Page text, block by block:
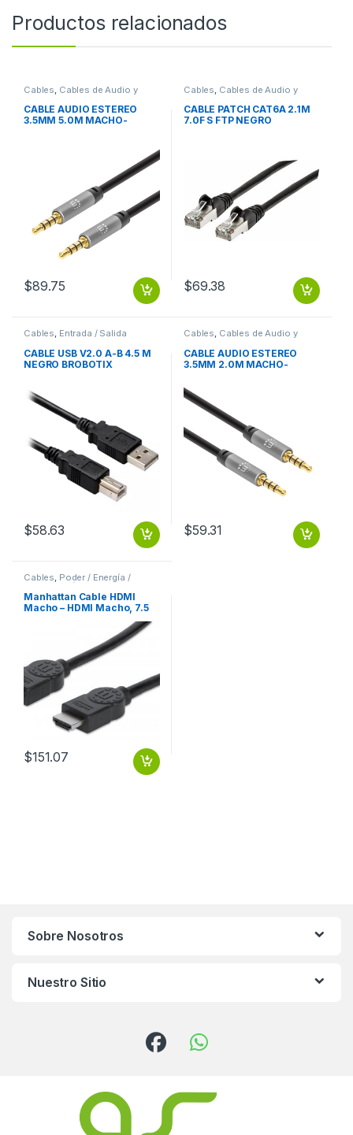
Productos relacionados
Cables Cables de Audio y
CABLE AUDIO ESTEREO
3.5MM 5.0M MACHO-
$89.75
Cables Cables de Audio y
CABLE PATCH CAT6A 2.1M
7.0F S FTP NEGRO
$69.38
Cables, Entrada / Salida
CABLE USB V2.0 A-B 4.5 M
NEGRO BROBOTIX
$58.63
Cables, Cables de Audio y
CABLE AUDIO ESTEREO
3.5MM 2.0M MACHO-
$59.31
Cables Poder / Energía /
Alimentación
Manhattan Cable HDMI
Macho – HDMI Macho, 7.5
$151.07
Sobre Nosotros
Nuestro Sitio